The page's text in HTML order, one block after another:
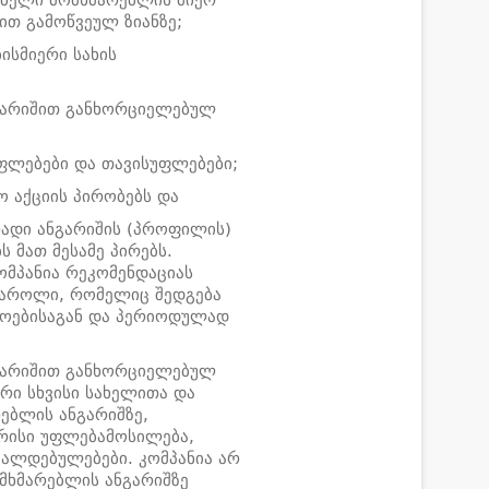
გამოწვეულ ზიანზე;
სახის
განხორციელებულ
და თავისუფლებები;
პირობებს და
ანგარიშის (პროფილის)
მათ მესამე პირებს.
რეკომენდაციას
რომელიც შედგება
და პერიოდულად
განხორციელებულ
სხვისი სახელითა და
ანგარიშზე,
უფლებამოსილება,
კომპანია არ
ანგარიშზე